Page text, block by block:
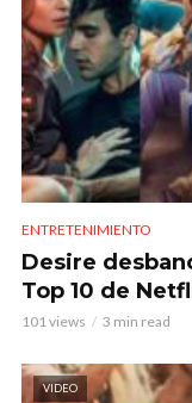
ENTRETENIMIENTO
Desire
Top 10 de
101 views 3 min read
VIDEO